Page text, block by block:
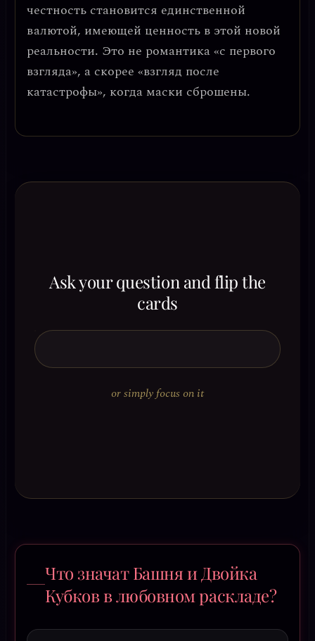
честность становится единственной
валютой, имеющей ценность в этой новой
реальности. Это не романтика «с первого
взгляда», а скорее «взгляд после
катастрофы», когда маски сброшены.
Ask your question and flip the
cards
or simply focus on it
Что значат Башня и Двойка
Кубков в любовном раскладе?